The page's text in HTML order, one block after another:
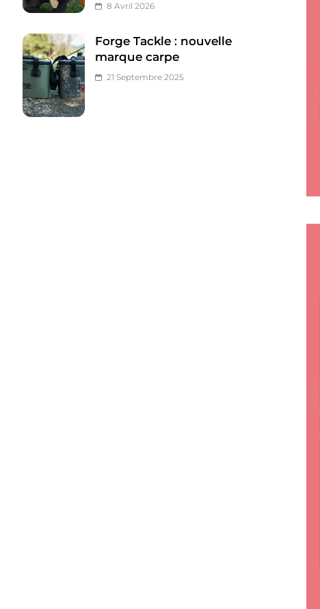
8 Avril 2026
Forge Tackle : nouvelle
marque carpe
21 Septembre 2025